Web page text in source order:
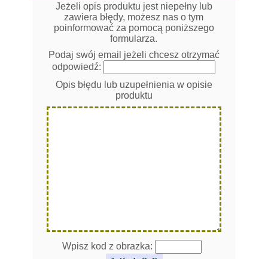
Jeżeli opis produktu jest niepełny lub
zawiera błędy, możesz nas o tym
poinformować za pomocą poniższego
formularza.
Podaj swój email jeżeli chcesz otrzymać
odpowiedź:
Opis błędu lub uzupełnienia w opisie
produktu
Wpisz kod z obrazka: